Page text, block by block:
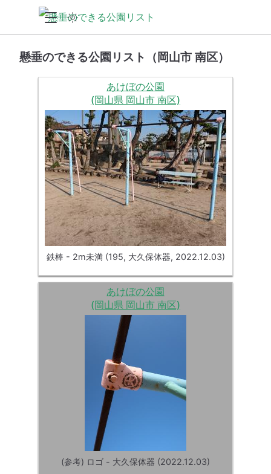
懸垂のできる公園リスト（岡山市 南区）
あけぼの公園
(岡山県 岡山市 南区)
鉄棒 - 2m未満 (195, 大久保体器, 2022.12.03)
あけぼの公園
(岡山県 岡山市 南区)
(参考) ロゴ - 大久保体器 (2022.12.03)